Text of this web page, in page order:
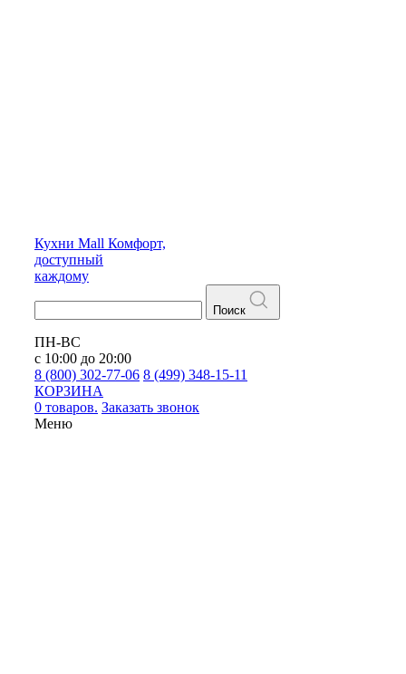
Кухни Mall Комфорт,
доступный
каждому
Поиск
ПН-ВС
с 10:00 до 20:00
8 (800) 302-77-06 8 (499) 348-15-11
КОРЗИНА
0 товаров. Заказать звонок
Меню